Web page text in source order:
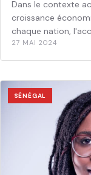
Dans le contexte
croissance
chaque nation,
27 MAI 2024
SÉNÉGAL